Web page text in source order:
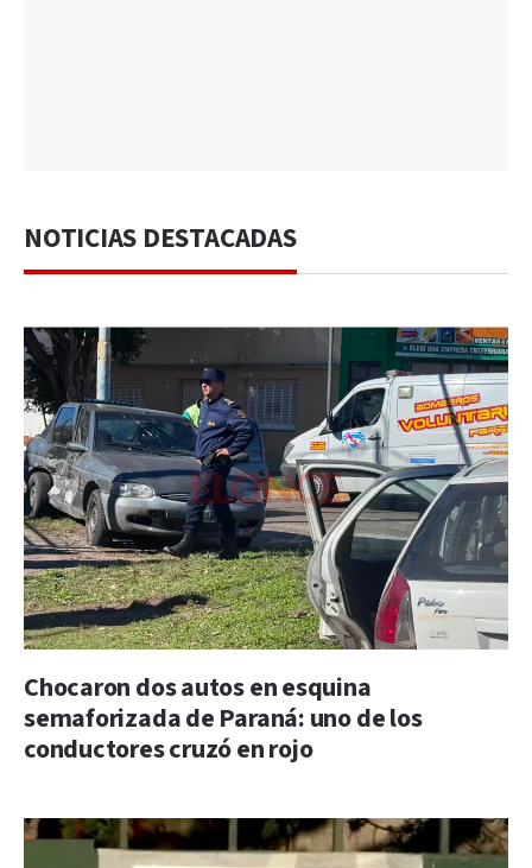
NOTICIAS DESTACADAS
Chocaron dos autos en esquina
semaforizada de Paraná: uno de los
conductores cruzó en rojo